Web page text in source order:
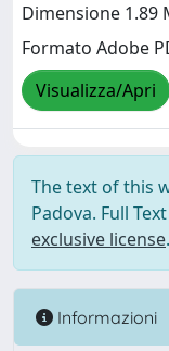
Dimensione 1.89
Formato Adobe
Visualizza/Apri
The text of this
Padova. Full
exclusive license
Informazioni